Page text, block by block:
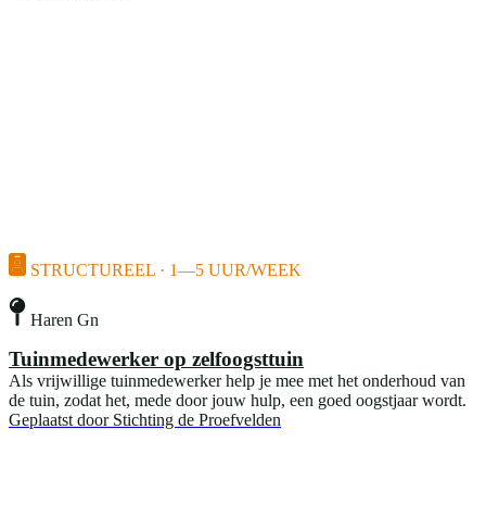
STRUCTUREEL · 1—5 UUR/WEEK
Haren Gn
Tuinmedewerker op zelfoogsttuin
Als vrijwillige tuinmedewerker help je mee met het onderhoud van
de tuin, zodat het, mede door jouw hulp, een goed oogstjaar wordt.
Geplaatst door Stichting de Proefvelden